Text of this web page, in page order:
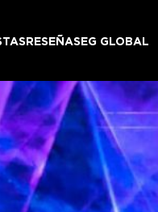
RESEÑASEG GLOBAL